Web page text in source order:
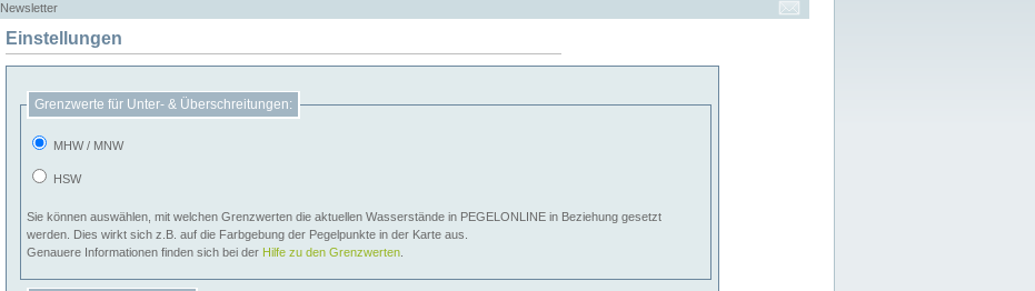
Newsletter
Einstellungen
Grenzwerte für Unter- & Überschreitungen:
MHW / MNW
HSW
Sie können auswählen, mit welchen Grenzwerten die aktuellen Wasserstände in PEGELONLINE in Beziehung gesetzt
werden. Dies wirkt sich z.B. auf die Farbgebung der Pegelpunkte in der Karte aus.
Genauere Informationen finden sich bei der Hilfe zu den Grenzwerten